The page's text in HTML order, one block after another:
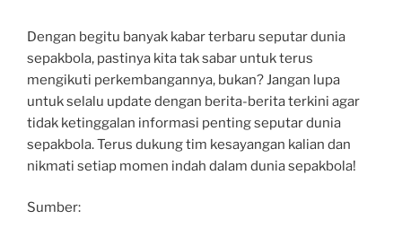
Dengan begitu banyak kabar terbaru seputar dunia
sepakbola, pastinya kita tak sabar untuk terus
mengikuti perkembangannya, bukan? Jangan lupa
untuk selalu update dengan berita-berita terkini agar
tidak ketinggalan informasi penting seputar dunia
sepakbola. Terus dukung tim kesayangan kalian dan
nikmati setiap momen indah dalam dunia sepakbola!
Sumber: